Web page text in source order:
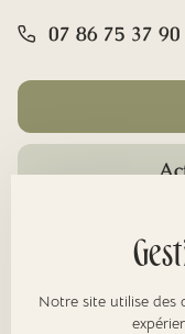
07 86 75 37 90
Notre site utilise des